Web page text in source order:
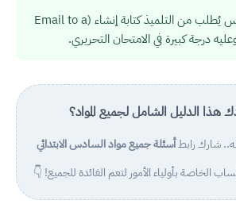
نعم، في اليونت الخامس يُطلب من التلميذ كتابة إنشاء (Email to a
هذا الدليل الشامل لجميع المواد؟
شارك رابطأسئلة جميع مواد السادس الابتدائي
الخاصة بأولياء الأمور لتعم الفائدة للجميع! 👇